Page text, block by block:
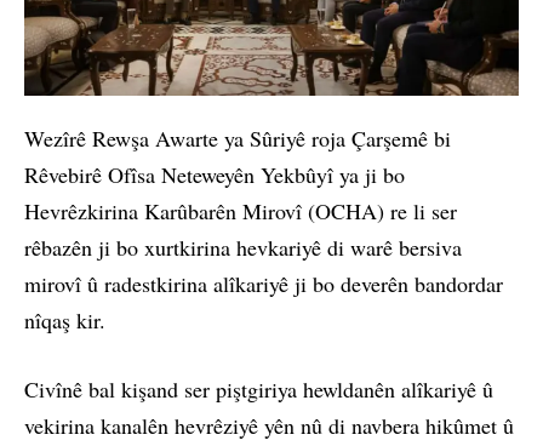
Wezîrê Rewşa Awarte ya Sûriyê roja Çarşemê bi
Rêvebirê Ofîsa Neteweyên Yekbûyî ya ji bo
Hevrêzkirina Karûbarên Mirovî (OCHA) re li ser
rêbazên ji bo xurtkirina hevkariyê di warê bersiva
mirovî û radestkirina alîkariyê ji bo deverên bandordar
nîqaş kir.
Civînê bal kişand ser piştgiriya hewldanên alîkariyê û
vekirina kanalên hevrêziyê yên nû di navbera hikûmet û